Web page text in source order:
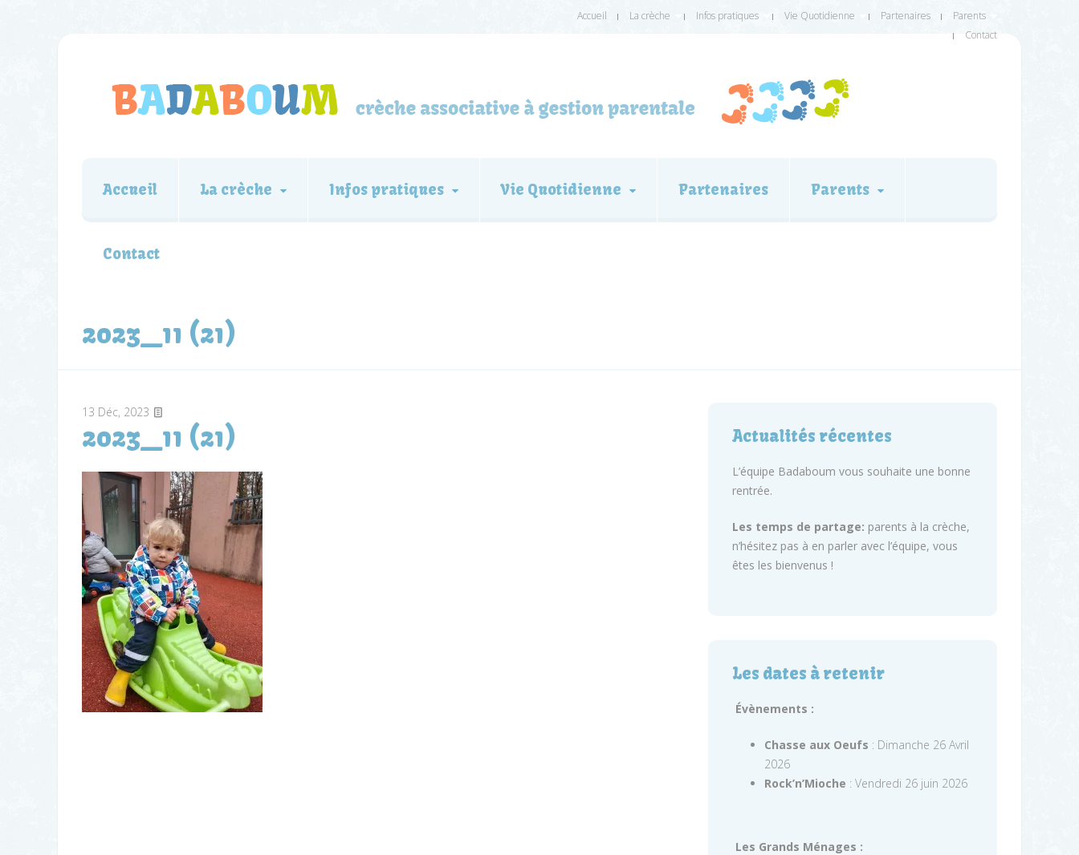
Accueil La crèche Infos pratiques Vie Quotidienne Partenaires
Parents
Contact
Accueil La crèche Infos pratiques Vie Quotidienne Partenaires Parents
Contact
2023_11 (21)
13 Déc, 2023
2023_11 (21) Actualités récentes
L’équipe Badaboum vous souhaite une bonne
rentrée.
Les temps de partage: parents à la crèche,
n’hésitez pas à en parler avec l’équipe, vous
êtes les bienvenus !
Les dates à retenir
Évènements :
Chasse aux Oeufs : Dimanche 26 Avril
2026
Rock’n’Mioche : Vendredi 26 juin 2026
Les Grands Ménages :